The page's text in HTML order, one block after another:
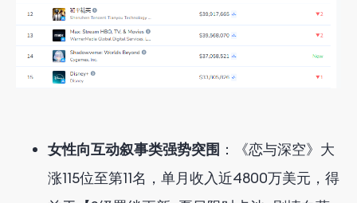
女性向互动叙事类强势突围 ：《恋与深空》大
涨115位至第11名，单月收入近4800万美元，得